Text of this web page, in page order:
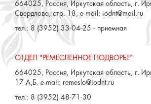
ОТДЕЛ "РЕМЕСЛЕННОЕ ПОДВОРЬЕ"
664025, Россия, Иркутская область, г.
тел.: 8 (3952) 48-71-30
МИНИСТЕРСТВО КУЛЬТУРЫ РФ
МИНИСТЕРСТВО КУЛЬТУРЫ